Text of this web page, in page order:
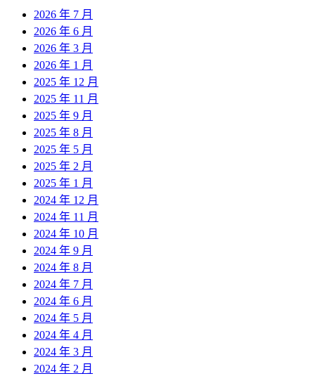
2026 年 7 月
2026 年 6 月
2026 年 3 月
2026 年 1 月
2025 年 12 月
2025 年 11 月
2025 年 9 月
2025 年 8 月
2025 年 5 月
2025 年 2 月
2025 年 1 月
2024 年 12 月
2024 年 11 月
2024 年 10 月
2024 年 9 月
2024 年 8 月
2024 年 7 月
2024 年 6 月
2024 年 5 月
2024 年 4 月
2024 年 3 月
2024 年 2 月